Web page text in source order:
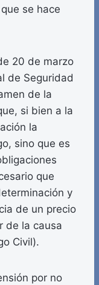
se hace
20 de marzo
de Seguridad
de la
si bien a la
la
sino que es
que
y
de un precio
de la causa
Civil).
por no